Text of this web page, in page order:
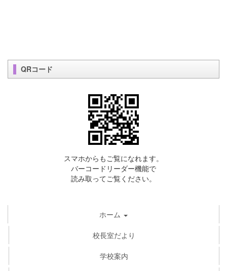
QRコード
スマホからもご覧になれます。
バーコードリーダー機能で
読み取ってご覧ください。
ホーム
校長室だより
学校案内